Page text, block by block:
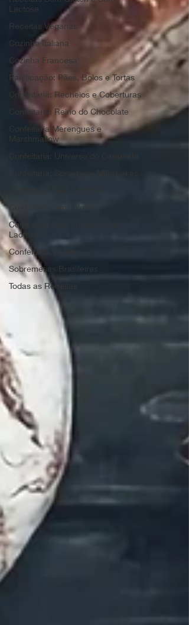
Lactose
Receitas Veganas
Cozinha Italiana
Cozinha Francesa
Panificação: Pães, Bolos e Tortas
Confeitaria: Recheios e Coberturas
Confeitaria: Reino do Chocolate
Confeitaria Merengues e
Marshmallow
Confeitaria: Universo do Caramelo
Confeitaria Sem Gluten
Confeitaria Sem Gluten, Sem
Lactose
Confeitaria Vegana
Sobremesas Brasileiras
Todas as Receitas